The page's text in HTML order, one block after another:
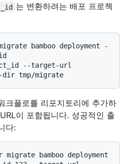
는 변환하려는 배포 프로젝
bamboo deployment -
--target-url
크플로를 리포지토리에 추가하
이 포함됩니다. 성공적인 출
다:
bamboo deployment